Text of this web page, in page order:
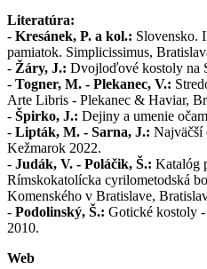
Literatúra:
- Kresánek, P. a kol.: Slovensko.
pamiatok. Simplicissimus,
- Žáry, J.: Dvojloďové kostoly na
- Togner, M. - Plekanec, V.:
Arte Libris - Plekanec & Haviar,
- Špirko, J.: Dejiny a umenie
- Lipták, M. - Sarna, J.: Najväčší
Kežmarok 2022.
- Judák, V. - Poláčik, Š.: Katalóg
Rímskokatolícka cyrilometodská
Komenského v Bratislave,
- Podolinský, Š.: Gotické kostoly
2010.
Web